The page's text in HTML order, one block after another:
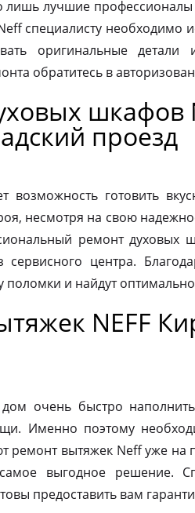
лишь лучшие
специалисту необходимо
оригинальные
обратитесь в
шкафов
проезд
возможность готовить
несмотря на свою
ремонт духовых
сервисного центра.
поломки и найдут
NEFF
очень быстро
Именно поэтому
ремонт вытяжек Neff уже на
выгодное решение.
предоставить вам